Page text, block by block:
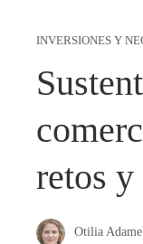
INVERSIONES Y
retos y
Otilia